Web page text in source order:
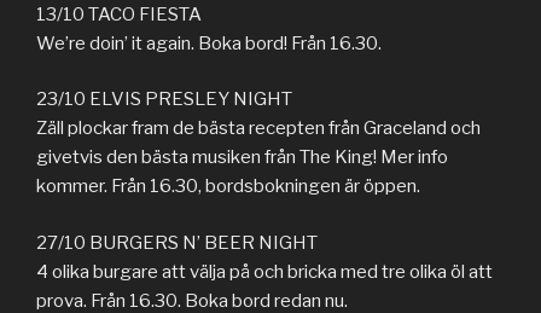
13/10 TACO FIESTA
We’re doin’ it again. Boka bord! Från 16.30.
23/10 ELVIS PRESLEY NIGHT
Zäll plockar fram de bästa recepten från Graceland och
givetvis den bästa musiken från The King! Mer info
kommer. Från 16.30, bordsbokningen är öppen.
27/10 BURGERS N’ BEER NIGHT
4 olika burgare att välja på och bricka med tre olika öl att
prova. Från 16.30. Boka bord redan nu.